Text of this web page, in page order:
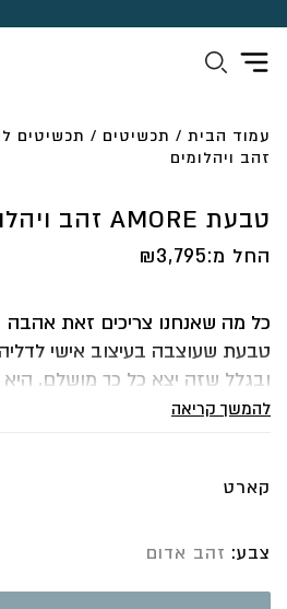
עמוד הבית / תכשיטים / תכשיטים
זהב ויהלומים
טבעת AMORE זהב ויהלומים
החל מ: ₪3,795
כל מה שאנחנו צריכים זאת אהבה
טבעת שעוצבה בעיצוב אישי
ובגלל שזה יצא כל כך מושלם, היא
עובי: 1.5
משקל היהלומים: 0.09 קארט
להמשך קריאה
קארט
צבע זהב אדום